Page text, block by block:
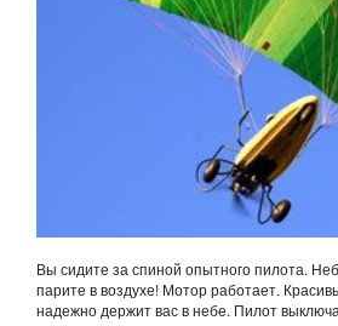
Вы сидите за спиной опытного пилота.
парите в воздухе! Мотор работает.
надежно держит вас в небе. Пилот